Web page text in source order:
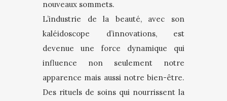
nouveaux sommets.
L’industrie de la beauté, avec son
kaléidoscope d’innovations, est
devenue une force dynamique qui
influence non seulement notre
apparence mais aussi notre bien-être.
Des rituels de soins qui nourrissent la